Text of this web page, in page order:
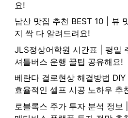
요!
남산 맛집 추천 BEST 10 | 뷰
지 싹 다 알려드려요!
JLS정상어학원 시간표 | 평일
셔틀버스 운행 꿀팁 공유해요!
베란다 결로현상 해결방법
효율적인 셀프 시공 노하우 추
로블록스 주가 투자 분석 정보